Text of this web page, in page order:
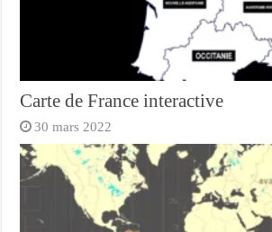
Carte de France interactive
30 mars 2022